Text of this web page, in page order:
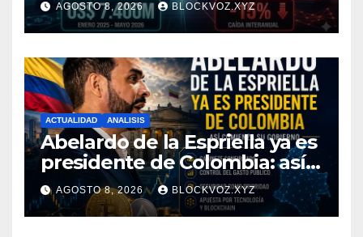
AGOSTO 8, 2026 BLOCKVOZ.XYZ
ACTUALIDAD ANALISIS
Abelardo de la Espriella ya es
presidente de Colombia: así
comienza su gobierno y qué
puede cambiar para la
economía y el sector cripto
AGOSTO 8, 2026 BLOCKVOZ.XYZ